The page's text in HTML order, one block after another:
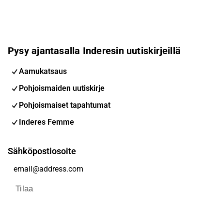
Pysy ajantasalla Inderesin uutiskirjeillä
Aamukatsaus
Pohjoismaiden uutiskirje
Pohjoismaiset tapahtumat
Inderes Femme
Sähköpostiosoite
Tilaa